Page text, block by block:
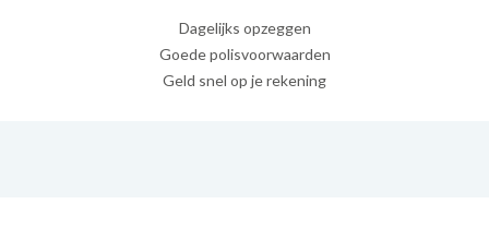
Dagelijks opzeggen
Goede polisvoorwaarden
Geld snel op je rekening